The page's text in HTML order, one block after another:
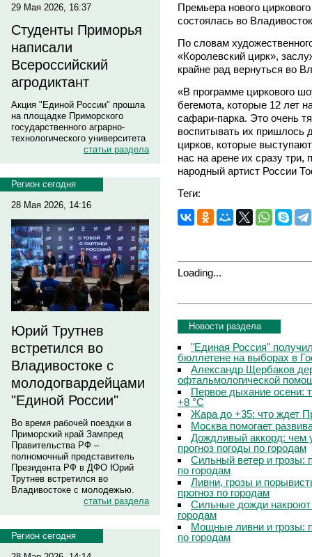
29 Мая 2026, 16:37
Студенты Приморья
написали
Всероссийский
агродиктант
Акция "Единой России" прошла
на площадке Приморского
государственного аграрно-
технологического университета
статьи раздела
Регион сегодня
28 Мая 2026, 14:16
Юрий Трутнев
встретился во
Владивостоке с
молодогвардейцами
"Единой России"
Во время рабочей поездки в
Приморский край Зампред
Правительства РФ –
полномочный представитель
Президента РФ в ДФО Юрий
Трутнев встретился во
Владивостоке с молодежью.
статьи раздела
Регион сегодня
Премьера нового
состоялась во
По словам
«Королевский цирк»,
крайне рад вернуться во
«В программе циркового
бегемота, которые 12 лет
сафари-парка. Это очень
воспитывать их пришлось
цирков, которые
нас на арене их сразу
народный артист России
Теги:
Loading...
Новости раздела
"Единая Россия"
бюллетене на выборах в
Александр Щербаков
офтальмологической
Первое дыхание осени:
+8 °C
Жара до +35: что ждет
Москва помогает
Дождливый аккорд: чем
прогноз погоды по городам
Сильный ветер и грозы:
по городам
Ливни, грозы и
прогноз по городам
Сильные дожди
городам
Мощные ливни и грозы:
по городам